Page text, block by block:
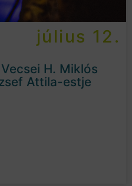
július 12.
H. Miklós
Attila-estje